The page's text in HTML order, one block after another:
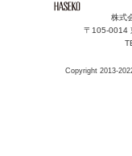
株式
〒105-0014
Copyright 2013-